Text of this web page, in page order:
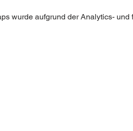
wurde aufgrund der Analytics-